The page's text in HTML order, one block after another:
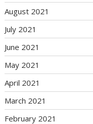
August 2021
July 2021
June 2021
May 2021
April 2021
March 2021
February 2021